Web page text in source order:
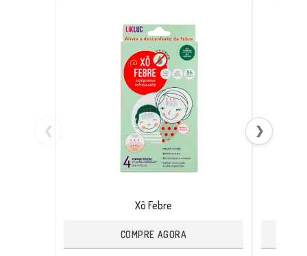
❮
Xô Febre
COMPRE AGORA
❯